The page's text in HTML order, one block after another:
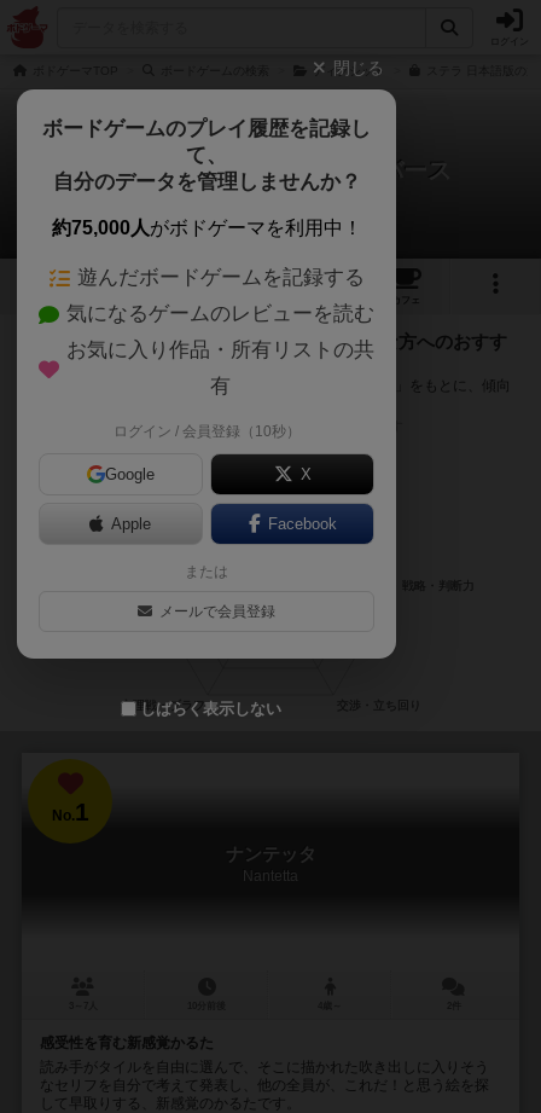
ディクシット
ステラ：ディクシットユニバース
次のおすすめボードゲーム
2 7
カフェ
『ステラ：ディクシットユニバース』が好きな方へのおすす
このゲームのトップページで投票された「プレイ感の評価」をもとに、傾向
※リストには一定の投票数がある作品のみを表示しています
No.1
ナンテッタ
Nantetta
感受性を育む新感覚かるた
読み手がタイルを自由に選んで、そこに描かれた吹き出しに入りそう
なセリフを自分で考えて発表し、他の全員が、これだ！と思う絵を探
して早取りする、新感覚のかるたです。
閉じる
ボードゲームのプレイ履歴を記録し
て、
自分のデータを管理しませんか？
約75,000人がボドゲーマを利用中！
遊んだボードゲームを記録する
気になるゲームのレビューを読む
お気に入り作品・所有リストの共
有
ログイン / 会員登録（10秒）
Google X
Apple Facebook
または
メールで会員登録
しばらく表示しない